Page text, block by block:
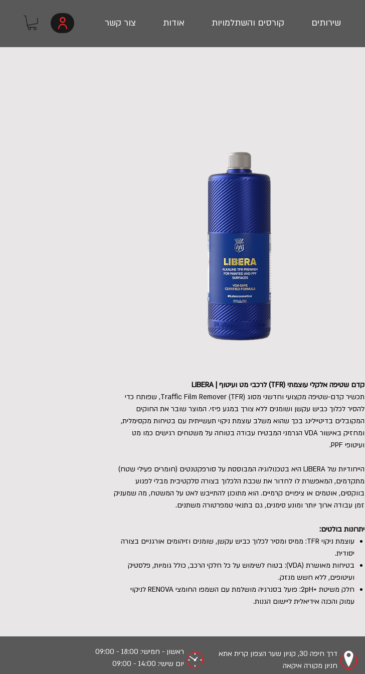
שירותים קורסים והשתלמויות אודות צור קשר
קדם שטיפה אלקלי עוצמתי (TFR) לרכבי מט ועיטוף | LIBERA
תכשיר קדם-שטיפה מקצועי וחדשני מסוג Traffic Film Remover (TFR), שפותח כדי
להסיר לכלוך כביש עקשן ושומנים ללא צורך במגע פיזי. המוצר שובר את החוקים
המקובלים בדיטיילינג בכך שהוא משלב עוצמת ניקוי תעשייתית עם בטיחות מקסימלית,
ומחזיק באישור VDA הגרמני המבטיח עבודה בטוחה על משטחים רגישים כמו מט
ועיטופי PPF.
הייחודיות של LIBERA היא בטכנולוגיה המבוססת על סורפקטנטים (חומרים פעילי שטח)
מתקדמים, המאפשרת לו לחדור את שכבת הלכלוך בצורה סלקטיבית מבלי לפגוע
בווקסים, אוטמים או ציפויים קרמיים. הוא מתוכנן להתייבש לאט על המשטח, מה שמעניק
זמן עבודה ארוך יותר ומונע סימנים, גם בתנאי טמפרטורה משתנים.
יתרונות בולטים:
עוצמת ניקוי TFR: ממיס ומסיר לכלוך כביש עקשן, שומנים וזיהומים אורגניים בצורה
יסודית.
בטיחות מאושרת (VDA): בטוח לשימוש על כל חלקי הרכב, כולל גומיות, פלסטיק
ועיטופים, ללא חשש מנזק.
חלק משיטת +2pH: פועל בסנרגיה מושלמת עם השמפו החומצי RENOVA לניקוי
עמוק והכנה אידיאלית ליישום הגנות.
ראשון - חמישי: 18:00 - 09:00
יום שישי: 14:00 - 09:00
דרך חיפה 30, קניון שער הצפון קרית אתא
חניון מקורה איקאה